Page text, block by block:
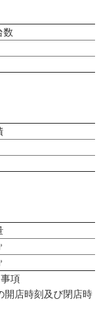
数
項
店時刻及び閉店時